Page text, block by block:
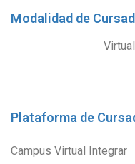
Modalidad de
Plataforma de
Campus Virtual Integrar